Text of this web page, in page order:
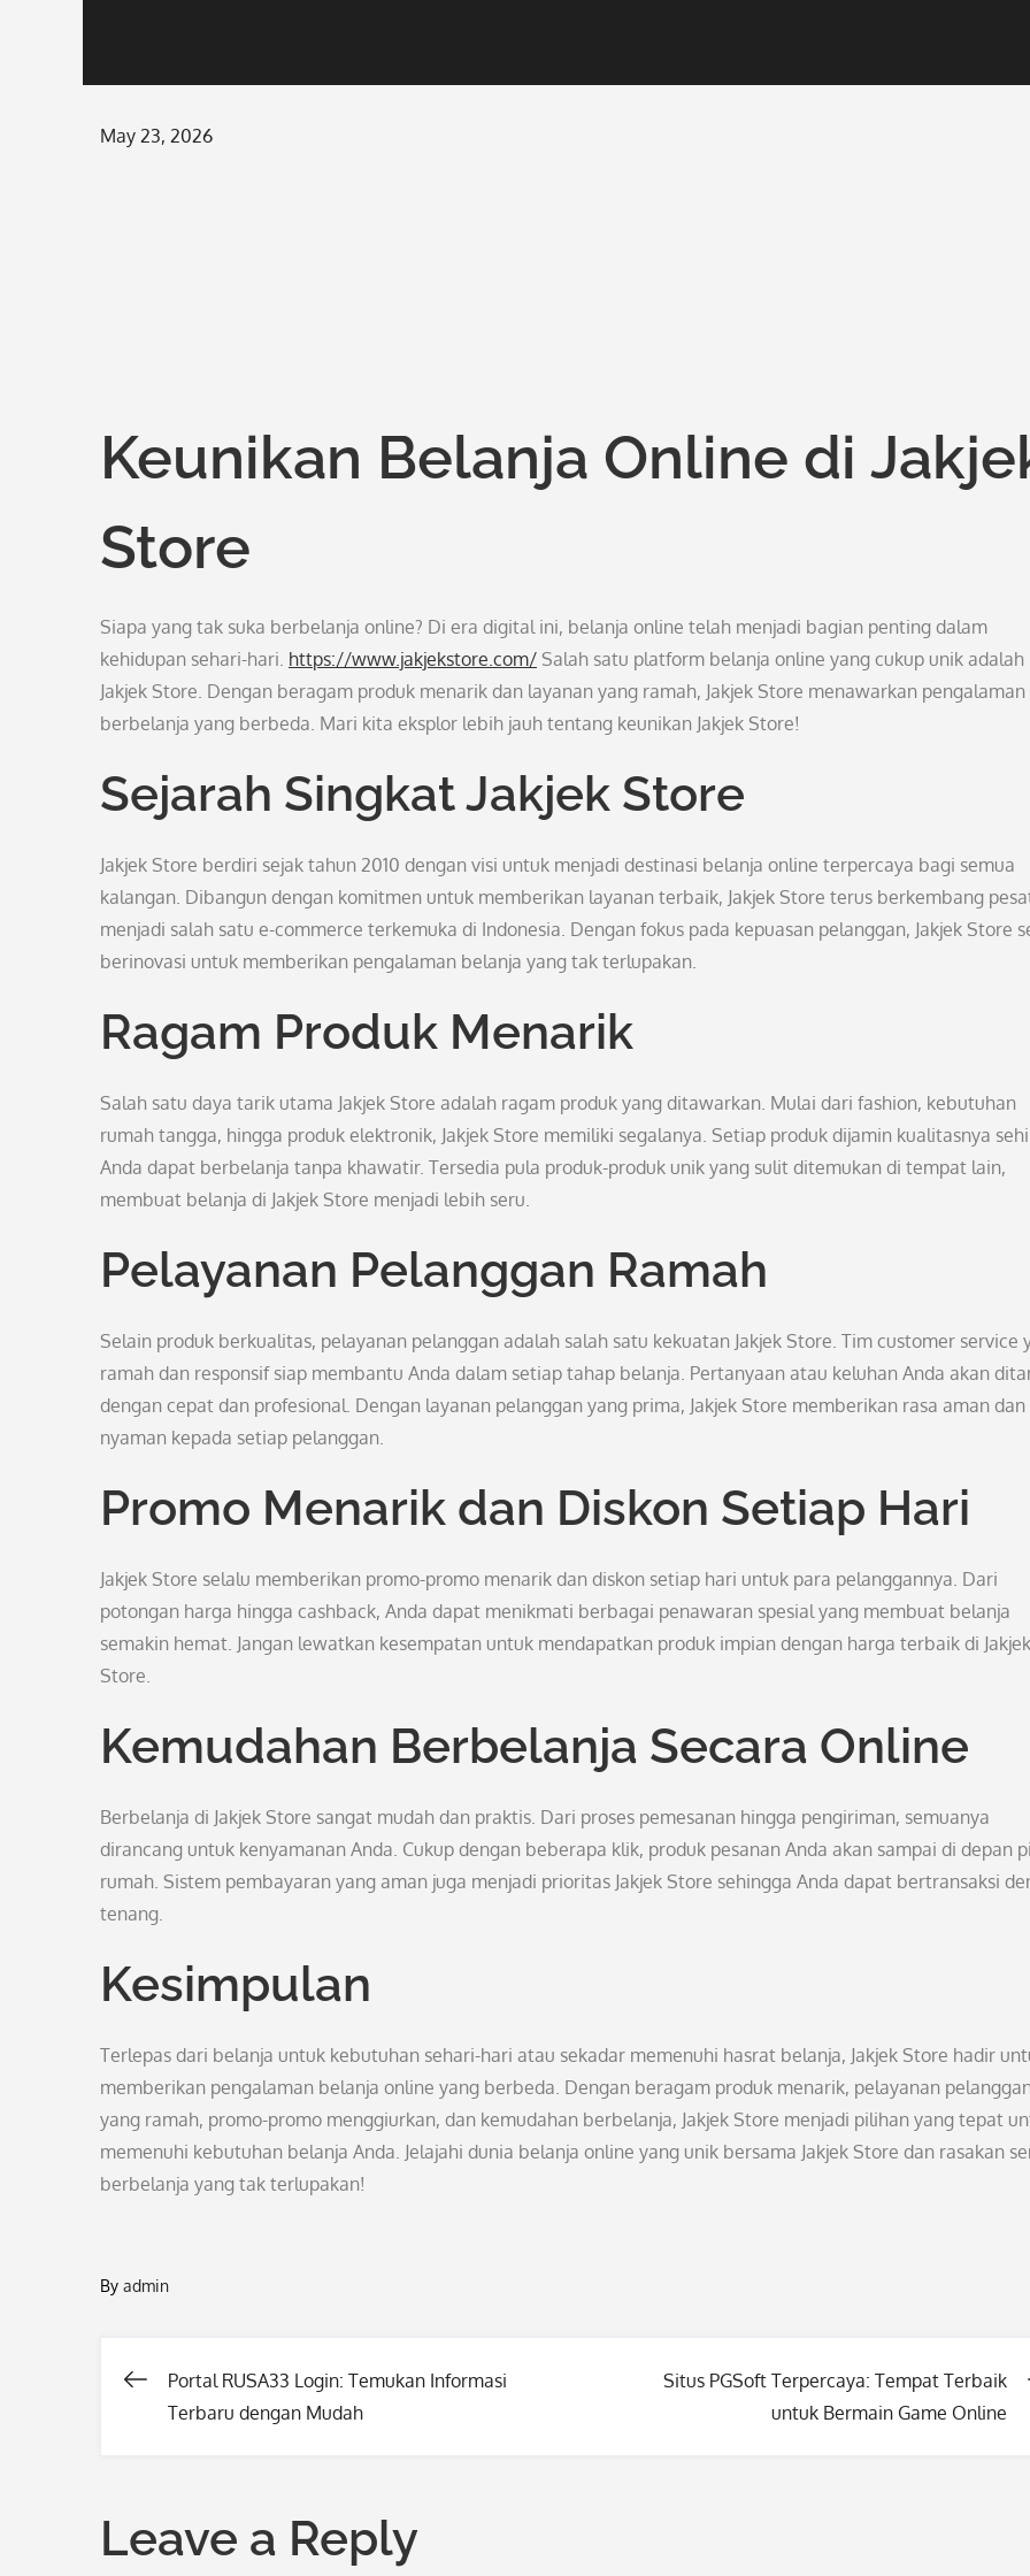
Posted
May 23, 2026
Keunikan Belanja Online di
Store
Siapa yang tak suka berbelanja online? Di era digital ini, belanja online telah menjadi bagian penting dalam
kehidupan sehari-hari. https://www.jakjekstore.com/ Salah satu platform belanja online yang cukup unik adalah
Jakjek Store. Dengan beragam produk menarik dan layanan yang ramah, Jakjek Store menawarkan pengalaman
berbelanja yang berbeda. Mari kita eksplor lebih jauh tentang keunikan Jakjek Store!
Sejarah Singkat Jakjek Store
Jakjek Store berdiri sejak tahun 2010 dengan visi untuk menjadi destinasi belanja online terpercaya bagi semua
kalangan. Dibangun dengan komitmen untuk memberikan layanan terbaik, Jakjek Store terus berkembang
menjadi salah satu e-commerce terkemuka di Indonesia. Dengan fokus pada kepuasan pelanggan, Jakjek Store
berinovasi untuk memberikan pengalaman belanja yang tak terlupakan.
Ragam Produk Menarik
Salah satu daya tarik utama Jakjek Store adalah ragam produk yang ditawarkan. Mulai dari fashion, kebutuhan
rumah tangga, hingga produk elektronik, Jakjek Store memiliki segalanya. Setiap produk dijamin kualitasnya
Anda dapat berbelanja tanpa khawatir. Tersedia pula produk-produk unik yang sulit ditemukan di tempat lain,
membuat belanja di Jakjek Store menjadi lebih seru.
Pelayanan Pelanggan Ramah
Selain produk berkualitas, pelayanan pelanggan adalah salah satu kekuatan Jakjek Store. Tim customer service
ramah dan responsif siap membantu Anda dalam setiap tahap belanja. Pertanyaan atau keluhan Anda akan
dengan cepat dan profesional. Dengan layanan pelanggan yang prima, Jakjek Store memberikan rasa aman dan
nyaman kepada setiap pelanggan.
Promo Menarik dan Diskon Setiap Hari
Jakjek Store selalu memberikan promo-promo menarik dan diskon setiap hari untuk para pelanggannya. Dari
potongan harga hingga cashback, Anda dapat menikmati berbagai penawaran spesial yang membuat belanja
semakin hemat. Jangan lewatkan kesempatan untuk mendapatkan produk impian dengan harga terbaik di Jakjek
Store.
Kemudahan Berbelanja Secara Online
Berbelanja di Jakjek Store sangat mudah dan praktis. Dari proses pemesanan hingga pengiriman, semuanya
dirancang untuk kenyamanan Anda. Cukup dengan beberapa klik, produk pesanan Anda akan sampai di depan
rumah. Sistem pembayaran yang aman juga menjadi prioritas Jakjek Store sehingga Anda dapat bertransaksi
tenang.
Kesimpulan
Terlepas dari belanja untuk kebutuhan sehari-hari atau sekadar memenuhi hasrat belanja, Jakjek Store hadir
memberikan pengalaman belanja online yang berbeda. Dengan beragam produk menarik, pelayanan
yang ramah, promo-promo menggiurkan, dan kemudahan berbelanja, Jakjek Store menjadi pilihan yang tepat
memenuhi kebutuhan belanja Anda. Jelajahi dunia belanja online yang unik bersama Jakjek Store dan rasakan
berbelanja yang tak terlupakan!
By admin
Post
Portal RUSA33 Login: Temukan Informasi
Terbaru dengan Mudah
Situs PGSoft Terpercaya: Tempat Terbaik
untuk Bermain Game Online
Leave a Reply